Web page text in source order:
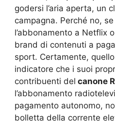
godersi l’aria aperta, un
campagna. Perché no,
l’abbonamento a Netflix
brand di contenuti a
sport. Certamente,
indicatore che i suoi
contribuenti del canone
l’abbonamento
pagamento autonomo,
bolletta della corrente